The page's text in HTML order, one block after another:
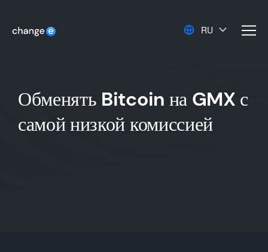
RU
Обменять Bitcoin на GMX с
самой низкой комиссией